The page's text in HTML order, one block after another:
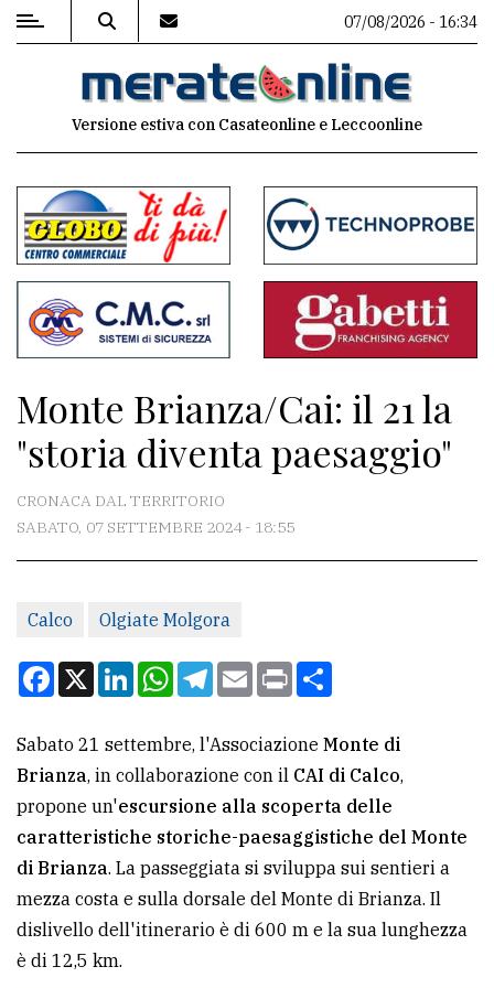
MENU
commenti
Contenuti
del
sito
Associazioni
Meteo
redazione
Scrivici
la
tua
pubblicità
CERCA
Cerca
per
07/08/2026 - 16:34
Versione estiva con Casateonline e Leccoonline
Monte Brianza/Cai: il 21 la
"storia diventa paesaggio"
CRONACA DAL TERRITORIO
SABATO, 07 SETTEMBRE 2024 - 18:55
Calco Olgiate Molgora
Facebook
X LinkedInWhatsApp
Telegram
EmailPrint
Sabato 21 settembre, l'Associazione Monte di
Brianza, in collaborazione con il CAI di Calco,
propone un'escursione alla scoperta delle
caratteristiche storiche-paesaggistiche del Monte
di Brianza. La passeggiata si sviluppa sui sentieri a
mezza costa e sulla dorsale del Monte di Brianza. Il
dislivello dell'itinerario è di 600 m e la sua lunghezza
è di 12,5 km.